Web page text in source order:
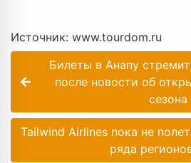
Источник: www.tourdom.ru
Билеты в Анапу
после новости об
сезона
Tailwind Airlines пока не
ряда